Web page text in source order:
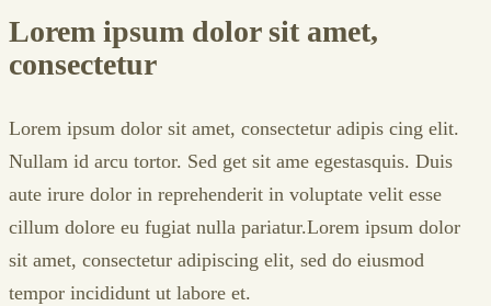
Lorem ipsum dolor sit amet,
consectetur
Lorem ipsum dolor sit amet, consectetur adipis cing elit.
Nullam id arcu tortor. Sed get sit ame egestasquis. Duis
aute irure dolor in reprehenderit in voluptate velit esse
cillum dolore eu fugiat nulla pariatur.Lorem ipsum dolor
sit amet, consectetur adipiscing elit, sed do eiusmod
tempor incididunt ut labore et.